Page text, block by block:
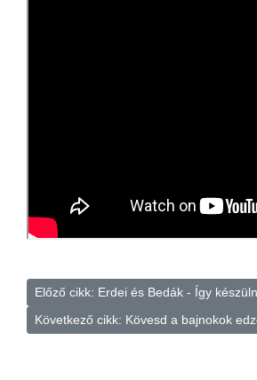
Előző cikk: Erdei és Bedák - Így
Következő cikk: Kövesd a bajnokok